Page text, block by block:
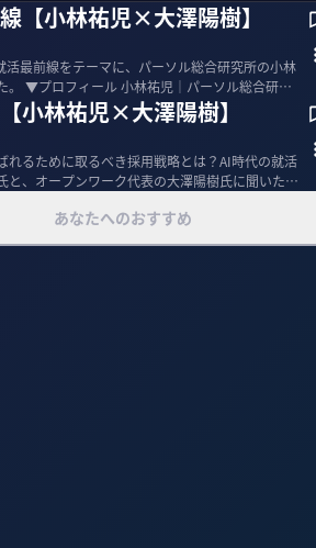
【小林祐児×大澤陽樹】
活最前線をテーマに、パーソル総合研究所の小林
究
小林祐児×大澤陽樹】
るために取るべき採用戦略とは？AI時代の就活
、オープンワーク代表の大澤陽樹氏に聞いた。
あなたへのおすすめ